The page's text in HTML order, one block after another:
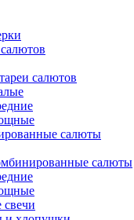
салютов
салюты
салюты
свечи